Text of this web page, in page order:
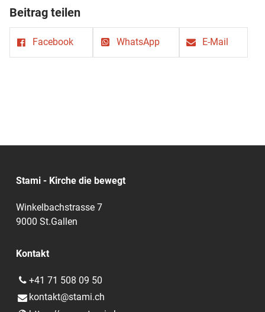
Beitrag teilen
Facebook WhatsApp E-Mail
Stami - Kirche die bewegt
Winkelbachstrasse 7
9000 St.Gallen
Kontakt
+41 71 508 09 50
kontakt@​stami.​ch